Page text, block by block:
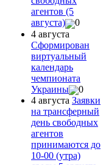
агентов (5
августа)
0
4 августа
Сформирован
виртуальный
календарь
чемпионата
Украины
0
4 августа Заявки
на трансферный
день свободных
агентов
принимаются до
10-00 (утра)